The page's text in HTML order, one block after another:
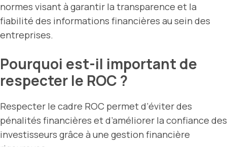
normes visant à garantir la transparence et la
fiabilité des informations financières au sein des
entreprises.
Pourquoi est-il important de
respecter le ROC ?
Respecter le cadre ROC permet d’éviter des
pénalités financières et d’améliorer la confiance des
investisseurs grâce à une gestion financière